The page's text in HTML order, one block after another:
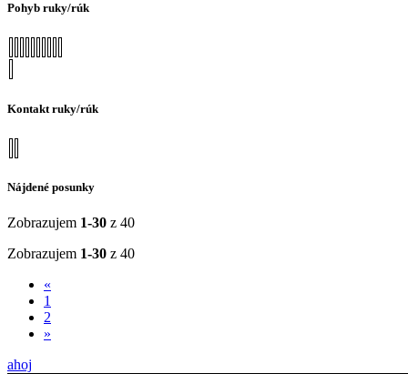
Pohyb ruky/rúk
Kontakt ruky/rúk
Nájdené posunky
Zobrazujem 1-30 z 40
Zobrazujem 1-30 z 40
«
1
2
»
ahoj